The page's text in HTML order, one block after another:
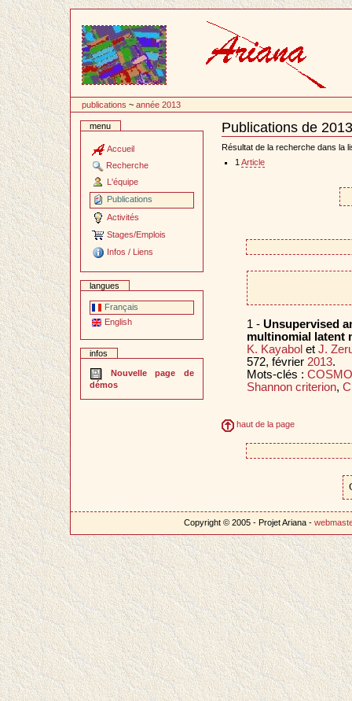
contenu
publications ~année 2013
menu
Accueil
Recherche
L'équipe
Publications
Activités
Stages/Emplois
Infos / Liens
langues
Français
English
infos
Nouvelle page de
démos
Publications de
Document
Actions
Résultat de la recherche dans la
1 Article
1 - Unsupervised
multinomial latent
K. Kayabolet J.
572, février 2013.
Mots-clés :
Shannon criterion,
haut de la page
Copyright © 2005 - Projet Ariana -